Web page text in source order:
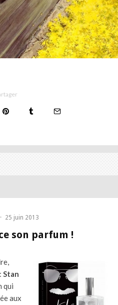
· 25 juin 2013
son parfum !
Stan
qui
aux